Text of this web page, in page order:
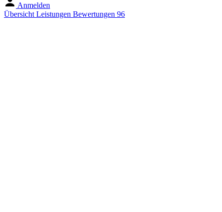
Anmelden
Übersicht Leistungen Bewertungen 96